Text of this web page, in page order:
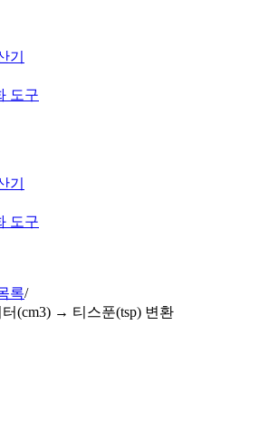
기
도구
기
도구
록/
(cm3) → 티스푼(tsp) 변환